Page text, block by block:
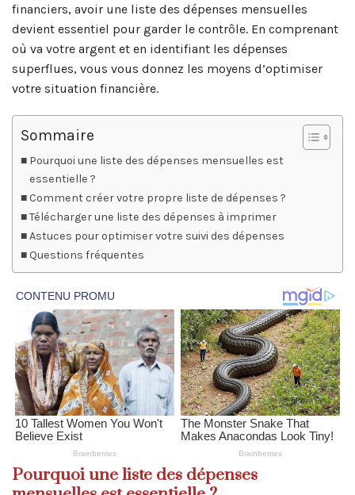
financiers, avoir une liste des dépenses mensuelles
devient essentiel pour garder le contrôle. En comprenant
où va votre argent et en identifiant les dépenses
superflues, vous vous donnez les moyens d’optimiser
votre situation financière.
Sommaire
Pourquoi une liste des dépenses mensuelles est
essentielle ?
Comment créer votre propre liste de dépenses ?
Télécharger une liste des dépenses à imprimer
Astuces pour optimiser votre suivi des dépenses
Questions fréquentes
Pourquoi une liste des dépenses